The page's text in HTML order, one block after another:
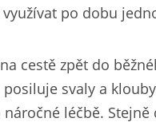
po dobu
cestě zpět do
svaly a
léčbě.